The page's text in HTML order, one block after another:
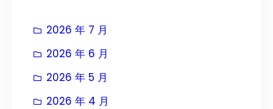
2026 年 7 月
2026 年 6 月
2026 年 5 月
2026 年 4 月